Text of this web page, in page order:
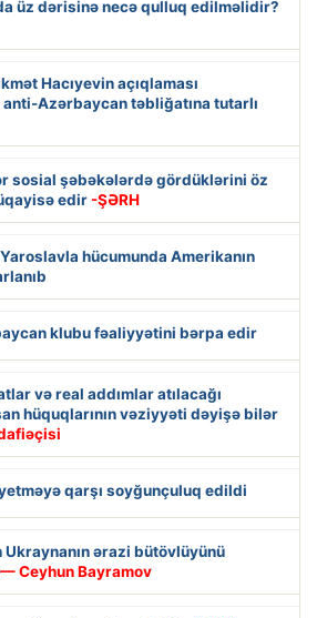
üz dərisinə necə qulluq edilməlidir?
Hacıyevin açıqlaması
Azərbaycan təbliğatına tutarlı
sosial şəbəkələrdə gördüklərini öz
edir -ŞƏRH
hücumunda Amerikanın
klubu fəaliyyətini bərpa edir
və real addımlar atılacağı
hüquqlarının vəziyyəti dəyişə bilər
qarşı soyğunçuluq edildi
ərazi bütövlüyünü
— Ceyhun Bayramov